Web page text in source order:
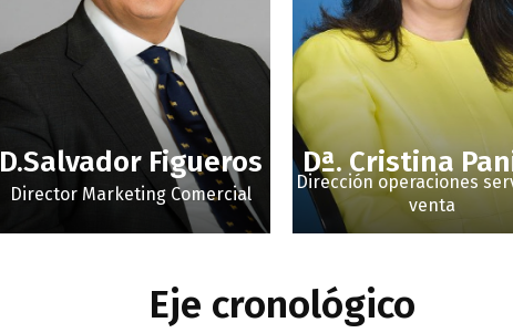
D.Salvador Figueros
Director Marketing Comercial
Dª. Cristina
Dirección operaciones
venta
Eje cronológico